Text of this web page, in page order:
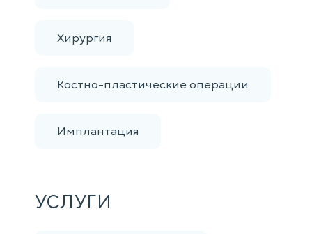
Хирургия
Костно-пластические операции
Имплантация
УСЛУГИ